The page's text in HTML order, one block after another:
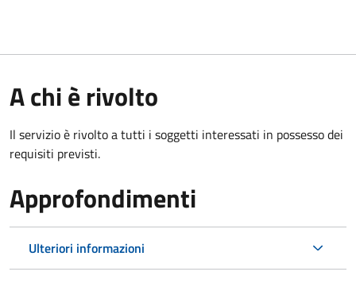
A chi è rivolto
Il servizio è rivolto a tutti i soggetti interessati in possesso dei
requisiti previsti.
Approfondimenti
Ulteriori informazioni